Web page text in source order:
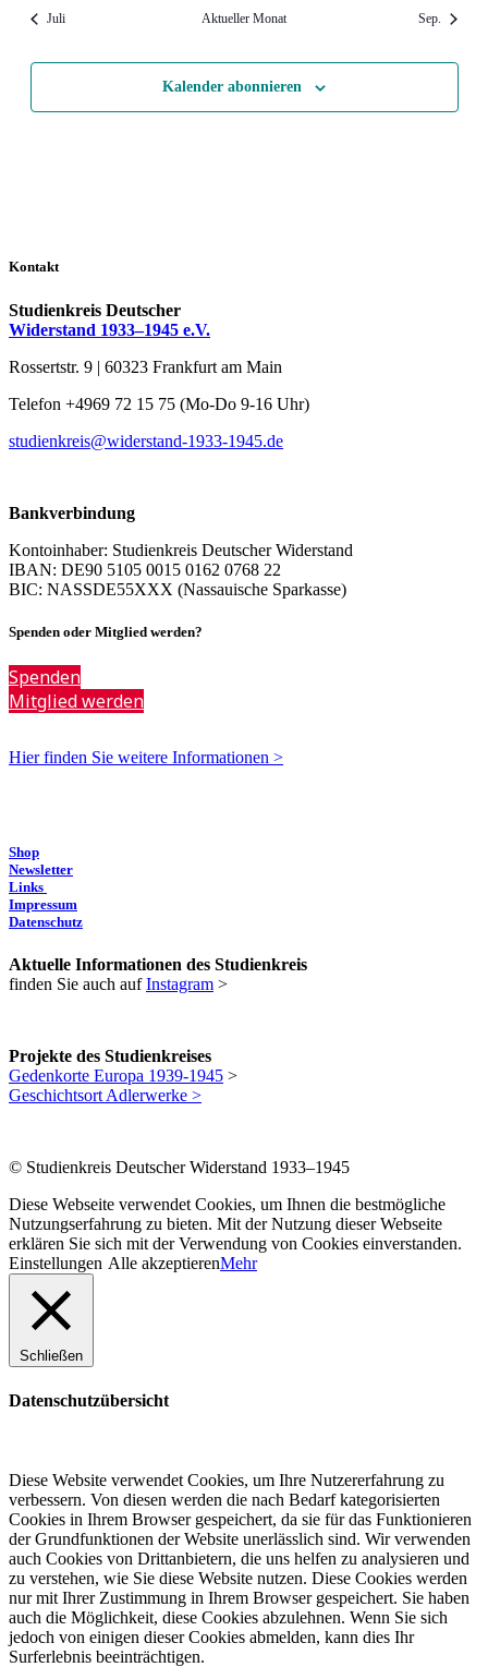
Juli Aktueller Monat Sep.
Kalender abonnieren
Kontakt
Studienkreis Deutscher
Widerstand 1933–1945 e.V.
Rossertstr. 9 | 60323 Frankfurt am Main
Telefon +4969 72 15 75 (Mo-Do 9-16 Uhr)
studienkreis@widerstand-1933-1945.de
Bankverbindung
Kontoinhaber: Studienkreis Deutscher Widerstand
IBAN: DE90 5105 0015 0162 0768 22
BIC: NASSDE55XXX (Nassauische Sparkasse)
Spenden oder Mitglied werden?
Spenden
Mitglied werden
Hier finden Sie weitere Informationen >
Shop
Newsletter
Links
Impressum
Datenschutz
Aktuelle Informationen des Studienkreis
finden Sie auch aufInstagram >
Projekte des Studienkreises
Gedenkorte Europa 1939-1945 >
Geschichtsort Adlerwerke >
© Studienkreis Deutscher Widerstand 1933–1945
Diese Webseite verwendet Cookies, um Ihnen die bestmögliche
Nutzungserfahrung zu bieten. Mit der Nutzung dieser Webseite
erklären Sie sich mit der Verwendung von Cookies einverstanden.
Einstellungen Alle akzeptierenMehr
Schließen
Datenschutzübersicht
Diese Website verwendet Cookies, um Ihre Nutzererfahrung zu
verbessern. Von diesen werden die nach Bedarf kategorisierten
Cookies in Ihrem Browser gespeichert, da sie für das Funktionieren
der Grundfunktionen der Website unerlässlich sind. Wir verwenden
auch Cookies von Drittanbietern, die uns helfen zu analysieren und
zu verstehen, wie Sie diese Website nutzen. Diese Cookies werden
nur mit Ihrer Zustimmung in Ihrem Browser gespeichert. Sie haben
auch die Möglichkeit, diese Cookies abzulehnen. Wenn Sie sich
jedoch von einigen dieser Cookies abmelden, kann dies Ihr
Surferlebnis beeinträchtigen.